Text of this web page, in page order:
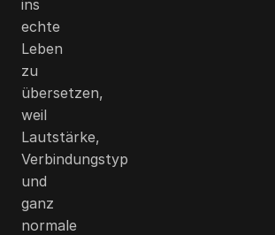
ins
echte
Leben
zu
übersetzen,
weil
Lautstärke,
Verbindungstyp
und
ganz
normale